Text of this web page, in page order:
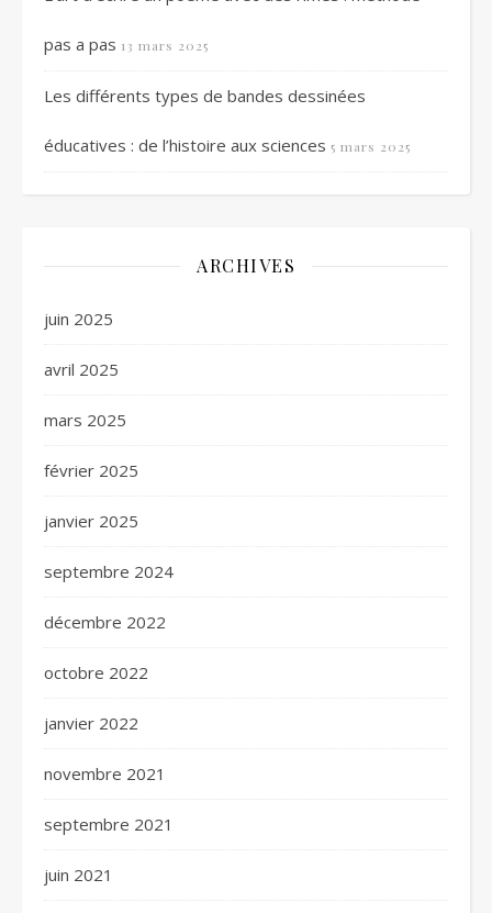
pas a pas 13 mars 2025
Les différents types de bandes dessinées
éducatives : de l’histoire aux sciences 5 mars 2025
ARCHIVES
juin 2025
avril 2025
mars 2025
février 2025
janvier 2025
septembre 2024
décembre 2022
octobre 2022
janvier 2022
novembre 2021
septembre 2021
juin 2021